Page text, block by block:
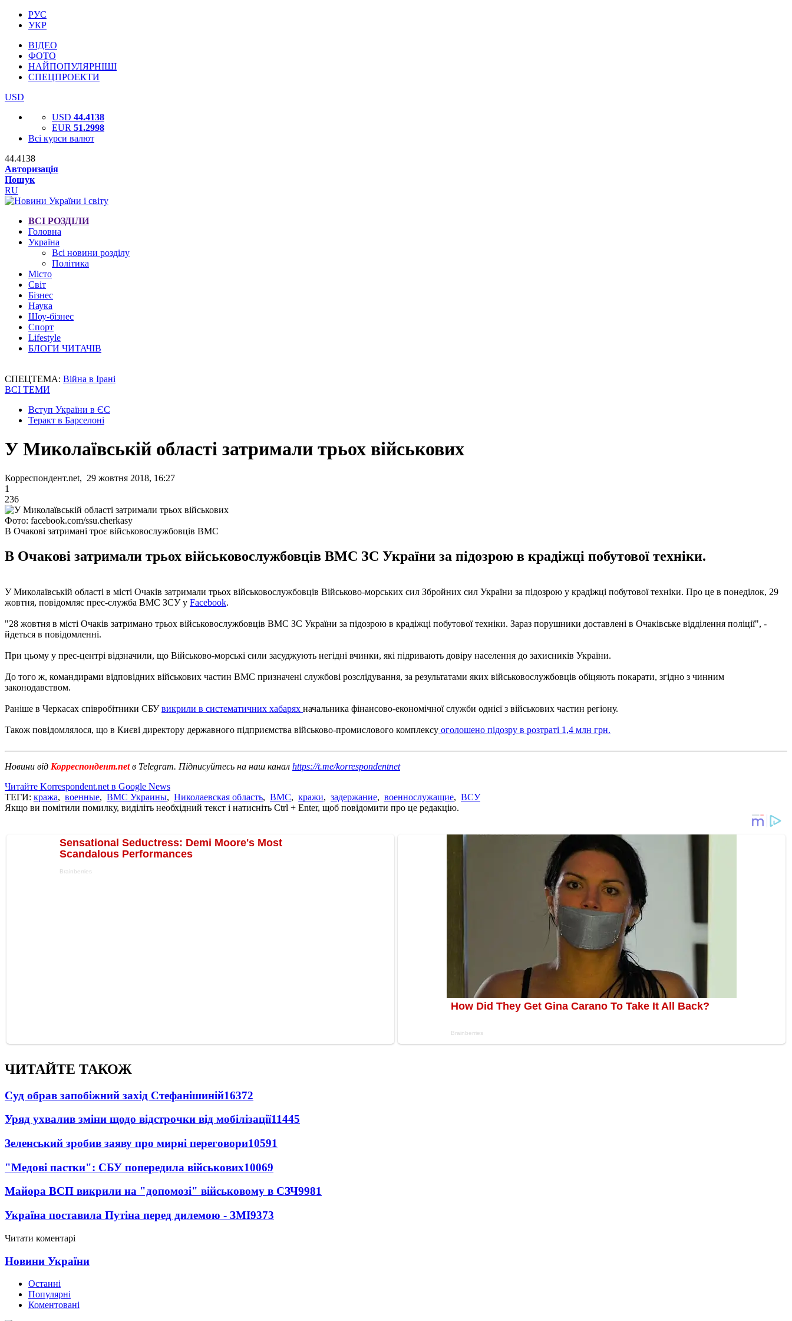
РУС
УКР
ВІДЕО
ФОТО
НАЙПОПУЛЯРНІШІ
СПЕЦПРОЕКТИ
USD
USD 44.4138
EUR 51.2998
Всі курси валют
44.4138
Авторизація
Пошук
RU
ВСІ РОЗДІЛИ
Головна
Україна
Всі новини розділу
Політика
Місто
Світ
Бізнес
Наука
Шоу-бізнес
Спорт
Lifestyle
БЛОГИ ЧИТАЧІВ
СПЕЦТЕМА: Війна в Ірані
ВСІ ТЕМИ
Вступ України в ЄС
Теракт в Барселоні
У Миколаївській області затримали трьох військових
Корреспондент.net, 29 жовтня 2018, 16:27
1
236
Фото: facebook.com/ssu.cherkasy
В Очакові затримані троє військовослужбовців ВМС
В Очакові затримали трьох військовослужбовців ВМС ЗС України за підозрою в крадіжці побутової техніки.
У Миколаївській області в місті Очаків затримали трьох військовослужбовців Військово-морських сил Збройних сил України за підозрою у крадіжці побутової техніки. Про це в понеділок, 29
жовтня, повідомляє прес-служба ВМС ЗСУ у Facebook.
"28 жовтня в місті Очаків затримано трьох військовослужбовців ВМС ЗС України за підозрою в крадіжці побутової техніки. Зараз порушники доставлені в Очаківське відділення поліції", -
йдеться в повідомленні.
При цьому у прес-центрі відзначили, що Військово-морські сили засуджують негідні вчинки, які підривають довіру населення до захисників України.
До того ж, командирами відповідних військових частин ВМС призначені службові розслідування, за результатами яких військовослужбовців обіцяють покарати, згідно з чинним
законодавством.
Раніше в Черкасах співробітники СБУвикрили в систематичних хабарях начальника фінансово-економічної служби однієї з військових частин регіону.
Також повідомлялося, що в Києві директору державного підприємства військово-промислового комплексу оголошено підозру в розтраті 1,4 млн грн.
Новини від Корреспондент.netв Telegram. Підписуйтесь на наш канал https://t.me/korrespondentnet
Читайте Korrespondent.net в Google News
ТЕГИ: кража, военные, ВМС Украины, Николаевская область, ВМС, кражи, задержание, военнослужащие, ВСУ
Якщо ви помітили помилку, виділіть необхідний текст і натисніть Ctrl + Enter, щоб повідомити про це редакцію.
ЧИТАЙТЕ ТАКОЖ
Суд обрав запобіжний захід Стефанішиній16372
Уряд ухвалив зміни щодо відстрочки від мобілізації11445
Зеленський зробив заяву про мирні переговори10591
"Медові пастки": СБУ попередила військових10069
Майора ВСП викрили на "допомозі" військовому в СЗЧ9981
Україна поставила Путіна перед дилемою - ЗМІ9373
Читати коментарі
Новини України
Останні
Популярні
Коментовані